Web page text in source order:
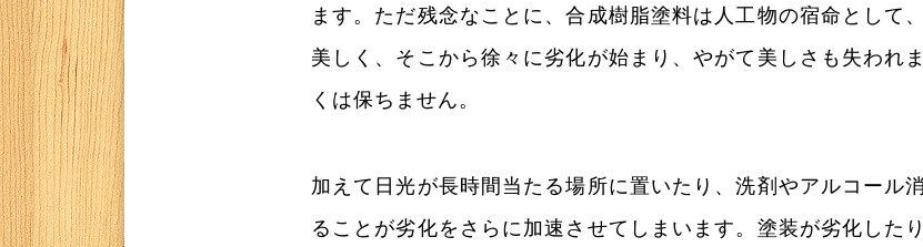
ます。ただ残念なことに、合成樹脂塗料は人工物の宿命として
美しく、そこから徐々に劣化が始まり、やがて美しさも失われ
くは保ちません。
加えて日光が長時間当たる場所に置いたり、洗剤やアルコール
ることが劣化をさらに加速させてしまいます。塗装が劣化した